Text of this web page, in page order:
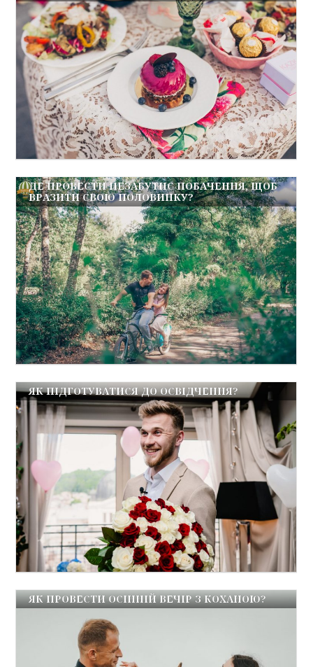
ДЕ ПРОВЕСТИ НЕЗАБУТНЄ ПОБАЧЕННЯ, ЩОБ
ВРАЗИТИ СВОЮ ПОЛОВИНКУ?
ЯК ПІДГОТУВАТИСЯ ДО ОСВІДЧЕННЯ?
ЯК ПРОВЕСТИ ОСІННІЙ ВЕЧІР З КОХАНОЮ?